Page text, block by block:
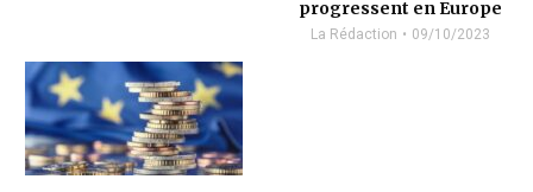
progressent en Europe
La Rédaction 09/10/2023